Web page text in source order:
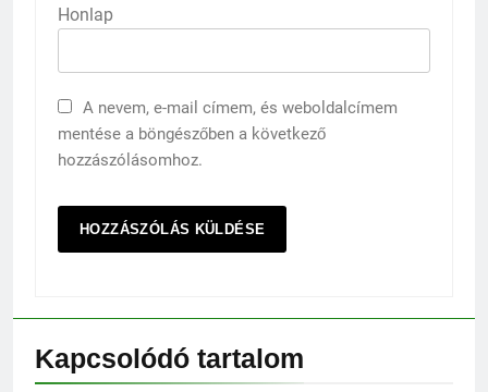
Honlap
A nevem, e-mail címem, és weboldalcímem
mentése a böngészőben a következő
hozzászólásomhoz.
Kapcsolódó tartalom